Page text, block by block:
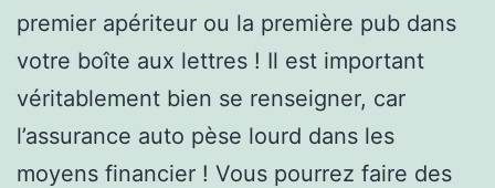
premier apériteur ou la première pub dans
votre boîte aux lettres ! Il est important
véritablement bien se renseigner, car
l’assurance auto pèse lourd dans les
moyens financier ! Vous pourrez faire des